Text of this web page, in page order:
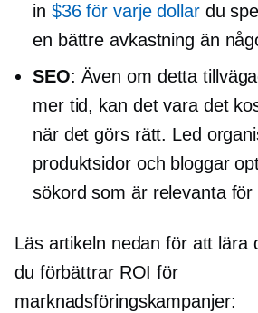
in $36 för varje dollardu
en bättre avkastning än
SEO: Även om detta
mer tid, kan det vara det
när det görs rätt. Led
produktsidor och bloggar
sökord som är relevanta för
Läs artikeln nedan för att lära
du förbättrar ROI för
marknadsföringskampanjer: